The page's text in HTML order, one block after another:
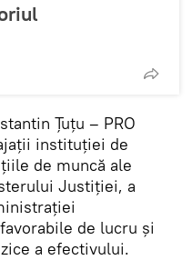
Țuțu – PRO
instituției de
de muncă ale
Justiției, a
de lucru și
a efectivului.